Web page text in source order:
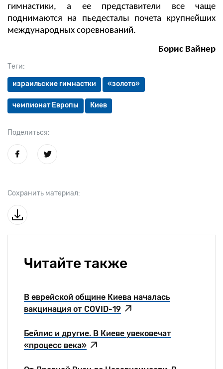
Теги:
израильские гимнастки «золото»
чемпионат Европы Киев
Поделиться:
Сохранить материал:
гимнастики, а ее представители все чаще
поднимаются на пьедесталы почета крупнейших
международных соревнований.
Борис Вайнер
Читайте также
В еврейской общине Киева началась
вакцинация от COVID-19
Бейлис и другие. В Киеве увековечат
«процесс века»